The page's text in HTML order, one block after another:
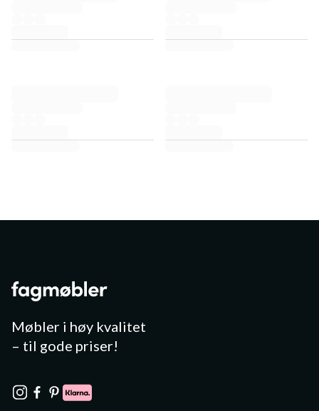
Møbler i høy kvalitet
– til gode priser!